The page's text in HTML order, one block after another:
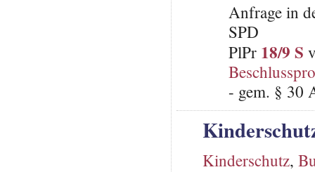
Anfrage in
SPD
PlPr 18/9 S
- gem. § 30
Kinderschutz,